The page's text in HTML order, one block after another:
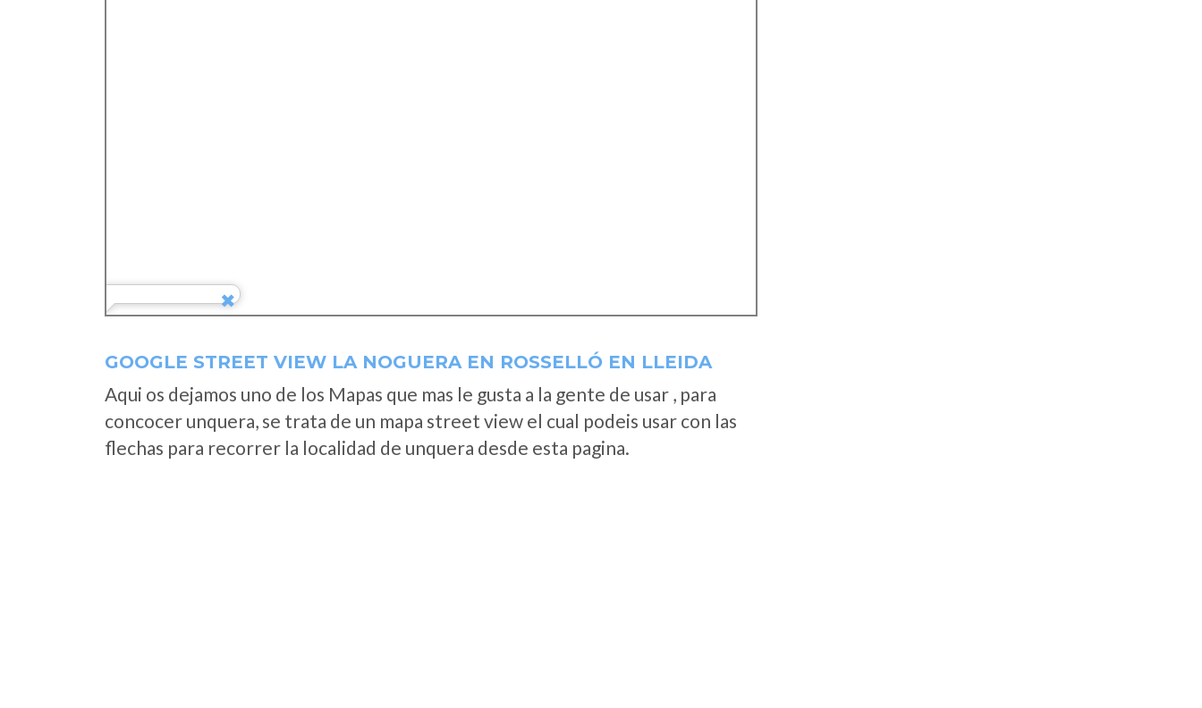
GOOGLE STREET VIEW LA NOGUERA EN ROSSELLÓ EN LLEIDA
Aqui os dejamos uno de los Mapas que mas le gusta a la gente de usar , para
concocer unquera, se trata de un mapa street view el cual podeis usar con las
flechas para recorrer la localidad de unquera desde esta pagina.